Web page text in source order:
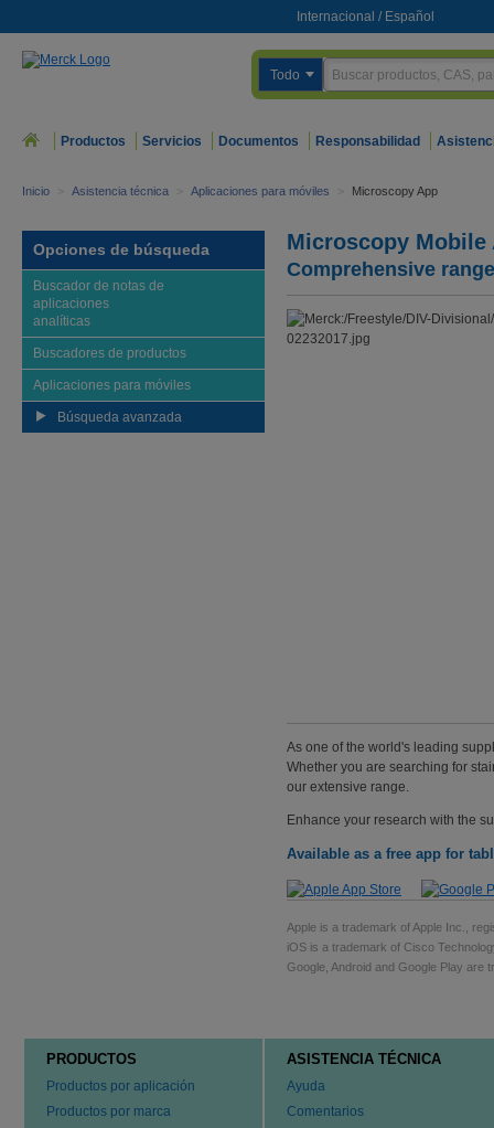
Internacional / Español
Todo
Productos Servicios Documentos Responsabilidad
Inicio > Asistencia técnica > Aplicaciones para móviles > Microscopy App
Opciones de búsqueda
Buscador de notas de
aplicaciones
analíticas
Buscadores de productos
Aplicaciones para móviles
Búsqueda avanzada
Microscopy
Comprehensive
As one of the world's leading
Whether you are searching for
our extensive range.
Enhance your research with the
Available as a free app for
Apple is a trademark of Apple Inc.,
iOS is a trademark of Cisco
Google, Android and Google Play
PRODUCTOS
Productos por aplicación
Productos por marca
ASISTENCIA TÉCNICA
Ayuda
Comentarios